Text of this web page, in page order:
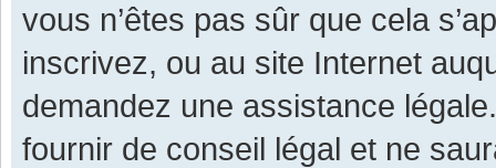
vous n’êtes pas sûr que cela
inscrivez, ou au site Internet
demandez une assistance
fournir de conseil légal et ne